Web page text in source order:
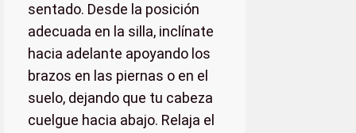
sentado. Desde la posición
adecuada en la silla, inclínate
hacia adelante apoyando los
brazos en las piernas o en el
suelo, dejando que tu cabeza
cuelgue hacia abajo. Relaja el